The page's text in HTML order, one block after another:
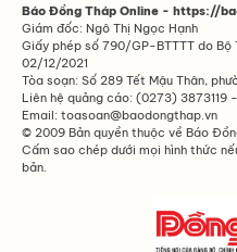
Báo Đồng Tháp Online - https://
Giám đốc: Ngô Thị Ngọc Hạnh
Giấy phép số 790/GP-BTTTT do Bộ
02/12/2021
Tòa soạn: Số 289 Tết Mậu Thân,
Liên hệ quảng cáo: (0273) 3873119
Email: toasoan@baodongthap.vn
© 2009 Bản quyền thuộc về Báo
Cấm sao chép dưới mọi hình thức
bản.